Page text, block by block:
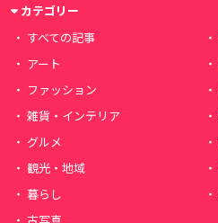
カテゴリー
すべての記事
アート
ファッション
雑貨・インテリア
グルメ
観光・地域
暮らし